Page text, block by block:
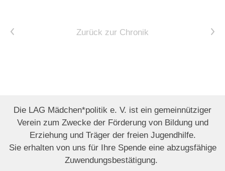
Vorheriger Artikel Zurück zur Chronik Nächster Artikel
Die LAG Mädchen*politik e. V. ist ein gemeinnütziger
Verein zum Zwecke der Förderung von Bildung und
Erziehung und Träger der freien Jugendhilfe.
Sie erhalten von uns für Ihre Spende eine abzugsfähige
Zuwendungsbestätigung.